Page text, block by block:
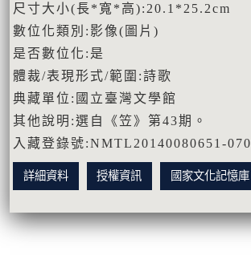
尺寸大小(長*寬*高):20.1*25.2cm
數位化類別:影像(圖片)
是否數位化:是
體裁/表現形式/範圍:詩歌
典藏單位:國立臺灣文學館
其他說明:選自《笠》第43期。
入藏登錄號:NMTL20140080651-070
詳細資料 授權資訊 國家文化記憶庫